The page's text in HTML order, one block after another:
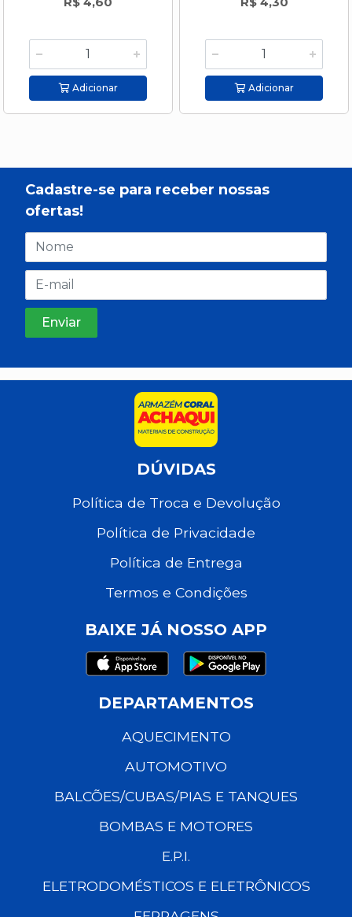
Adicionar Adicionar
Cadastre-se para receber nossas
ofertas!
DÚVIDAS
Política de Troca e Devolução
Política de Privacidade
Política de Entrega
Termos e Condições
BAIXE JÁ NOSSO APP
DEPARTAMENTOS
AQUECIMENTO
AUTOMOTIVO
BALCÕES/CUBAS/PIAS E TANQUES
BOMBAS E MOTORES
E.P.I.
ELETRODOMÉSTICOS E ELETRÔNICOS